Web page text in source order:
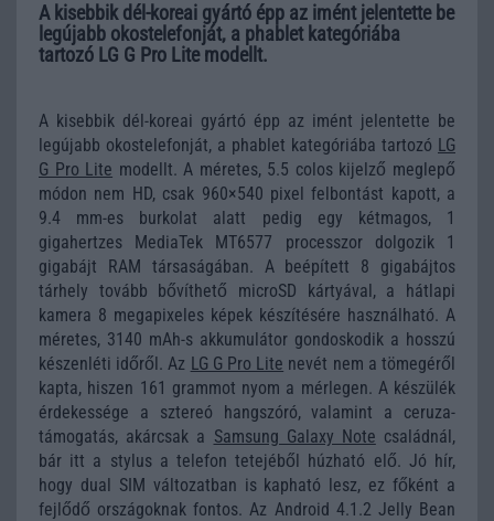
A kisebbik dél-koreai gyártó épp az imént jelentette be
legújabb okostelefonját, a phablet kategóriába
tartozó LG G Pro Lite modellt.
A kisebbik dél-koreai gyártó épp az imént jelentette be
legújabb okostelefonját, a phablet kategóriába tartozó LG
G Pro Lite modellt. A méretes, 5.5 colos kijelző meglepő
módon nem HD, csak 960×540 pixel felbontást kapott, a
9.4 mm-es burkolat alatt pedig egy kétmagos, 1
gigahertzes MediaTek MT6577 processzor dolgozik 1
gigabájt RAM társaságában. A beépített 8 gigabájtos
tárhely tovább bővíthető microSD kártyával, a hátlapi
kamera 8 megapixeles képek készítésére használható. A
méretes, 3140 mAh-s akkumulátor gondoskodik a hosszú
készenléti időről. Az LG G Pro Lite nevét nem a tömegéről
kapta, hiszen 161 grammot nyom a mérlegen. A készülék
érdekessége a sztereó hangszóró, valamint a ceruza-
támogatás, akárcsak a Samsung Galaxy Note családnál,
bár itt a stylus a telefon tetejéből húzható elő. Jó hír,
hogy dual SIM változatban is kapható lesz, ez főként a
fejlődő országoknak fontos. Az Android 4.1.2 Jelly Bean